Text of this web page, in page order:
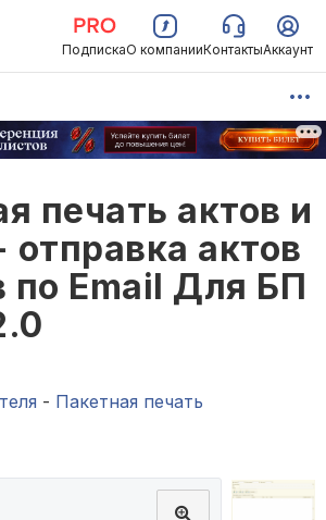
ПодпискаО компанииКонтактыАккаунт
печать актов и
отправка актов
по Email Для БП
- Пакетная печать